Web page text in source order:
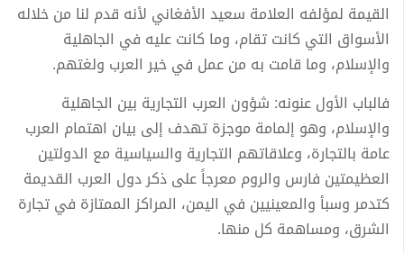
القيمة لمؤلفه العلامة سعيد الأفغاني لأنه قدم لنا من خلاله
الأسواق التي كانت تقام، وما كانت عليه في الجاهلية
والإسلام، وما قامت به من عمل في خير العرب ولغتهم.
فالباب الأول عنونه: شؤون العرب التجارية بين الجاهلية
والإسلام، وهو إلمامة موجزة تهدف إلى بيان اهتمام العرب
عامة بالتجارة، وعلاقاتهم التجارية والسياسية مع الدولتين
العظيمتين فارس والروم معرجاً على ذكر دول العرب القديمة
كتدمر وسبأ والمعينيين في اليمن، المراكز الممتازة في تجارة
الشرق، ومساهمة كل منها.